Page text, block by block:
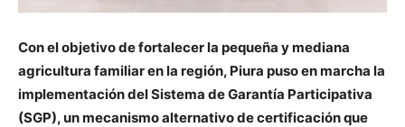
Con el objetivo de fortalecer la pequeña y mediana
agricultura familiar en la región, Piura puso en marcha la
implementación del Sistema de Garantía Participativa
(SGP), un mecanismo alternativo de certificación que